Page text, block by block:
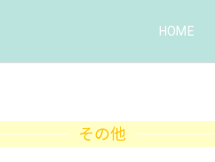
HOME
その他